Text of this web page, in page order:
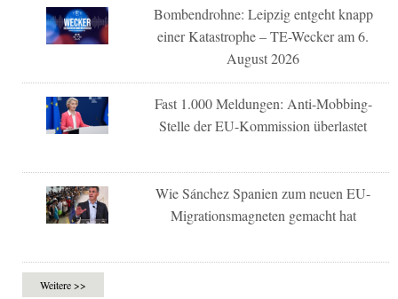
Bombendrohne: Leipzig entgeht knapp
einer Katastrophe – TE-Wecker am 6.
August 2026
Fast 1.000 Meldungen: Anti-Mobbing-
Stelle der EU-Kommission überlastet
Wie Sánchez Spanien zum neuen EU-
Migrationsmagneten gemacht hat
Weitere >>